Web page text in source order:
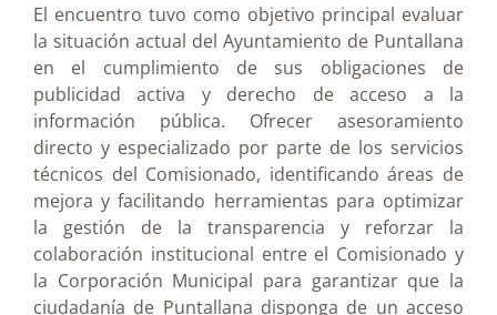
El encuentro tuvo como objetivo principal evaluar
la situación actual del Ayuntamiento de Puntallana
en el cumplimiento de sus obligaciones de
publicidad activa y derecho de acceso a la
información pública. Ofrecer asesoramiento
directo y especializado por parte de los servicios
técnicos del Comisionado, identificando áreas de
mejora y facilitando herramientas para optimizar
la gestión de la transparencia y reforzar la
colaboración institucional entre el Comisionado y
la Corporación Municipal para garantizar que la
ciudadanía de Puntallana disponga de un acceso